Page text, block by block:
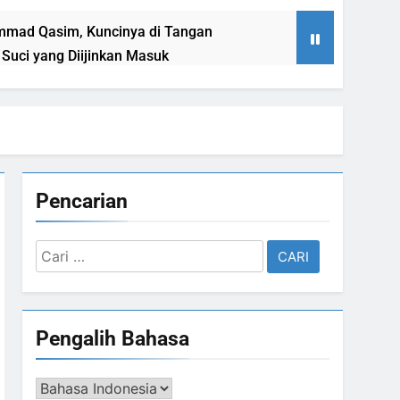
yang Diijinkan Masuk
Jauh dari
Isyarat Kebangkitan : Indonesia & Malaysia akan Menjadi Sebab Rahmat Allah ﷻ Turun
Pencarian
Cari
untuk:
Pengalih Bahasa
Pengalih